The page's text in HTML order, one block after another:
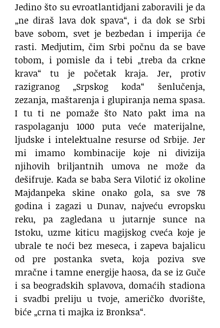
Jedino što su evroatlantidjani zaboravili je da
„ne diraš lava dok spava“, i da dok se Srbi
bave sobom, svet je bezbedan i imperija će
rasti. Medjutim, čim Srbi počnu da se bave
tobom, i pomisle da i tebi „treba da crkne
krava“ tu je početak kraja. Jer, protiv
razigranog „Srpskog koda“ šenlučenja,
zezanja, maštarenja i glupiranja nema spasa.
I tu ti ne pomaže što Nato pakt ima na
raspolaganju 1000 puta veće materijalne,
ljudske i intelektualne resurse od Srbije. Jer
mi imamo kombinacije koje ni divizija
njihovih briljantnih umova ne može da
dešifruje. Kada se baba Sera Vilotić iz okoline
Majdanpeka skine onako gola, sa sve 78
godina i zagazi u Dunav, najveću evropsku
reku, pa zagledana u jutarnje sunce na
Istoku, uzme kiticu magijskog cveća koje je
ubrale te noći bez meseca, i zapeva bajalicu
od pre postanka sveta, koja poziva sve
mračne i tamne energije haosa, da se iz Guče
i sa beogradskih splavova, domaćih stadiona
i svadbi preliju u tvoje, američko dvorište,
biće „crna ti majka iz Bronksa“.